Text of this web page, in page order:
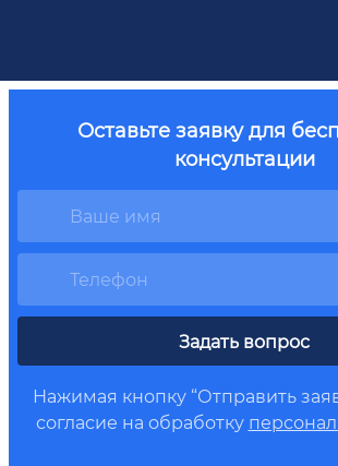
Оставьте заявку для
консультации
Задать вопрос
Нажимая кнопку “Отправить
согласие на обработку